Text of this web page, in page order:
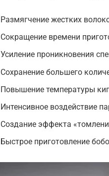
Размягчение жестких
Сокращение времени
Усиление проникновения
Сохранение большего
Повышение температуры
Интенсивное воздействие
Создание эффекта
Быстрое приготовление